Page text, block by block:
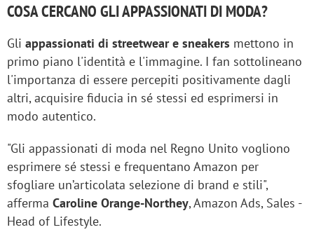
COSA CERCANO GLI APPASSIONATI DI MODA?
Gli appassionati di streetwear e sneakers mettono in
primo piano l'identità e l'immagine. I fan sottolineano
l'importanza di essere percepiti positivamente dagli
altri, acquisire fiducia in sé stessi ed esprimersi in
modo autentico.
"Gli appassionati di moda nel Regno Unito vogliono
esprimere sé stessi e frequentano Amazon per
sfogliare un’articolata selezione di brand e stili",
afferma Caroline Orange-Northey, Amazon Ads, Sales -
Head of Lifestyle.